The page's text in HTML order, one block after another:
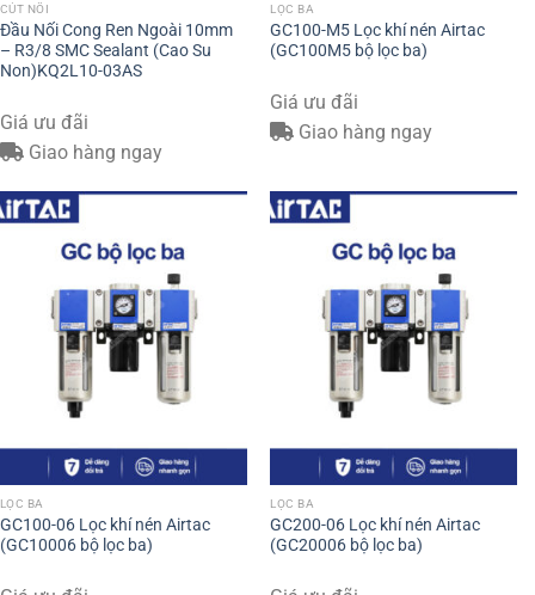
CÚT NỐI
Đầu Nối Cong Ren Ngoài 10mm
– R3/8 SMC Sealant (Cao Su
Non)KQ2L10-03AS
Giá ưu đãi
Giao hàng ngay
LỌC BA
GC100-M5 Lọc khí nén Airtac
(GC100M5 bộ lọc ba)
Giá ưu đãi
Giao hàng ngay
LỌC BA
GC100-06 Lọc khí nén Airtac
(GC10006 bộ lọc ba)
LỌC BA
GC200-06 Lọc khí nén Airtac
(GC20006 bộ lọc ba)